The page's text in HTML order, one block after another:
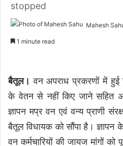
stopped
Mahesh
1 minute read
बैतूल। वन अपराध प्रकरणों में हुई
के वेतन से नहीं किए जाने सहित
ज्ञापन मप्र वन एवं वन्य प्राणी
बैतूल विधायक को सौंपा है। ज्ञापन
वन कर्मचारियों की जायज मांगों